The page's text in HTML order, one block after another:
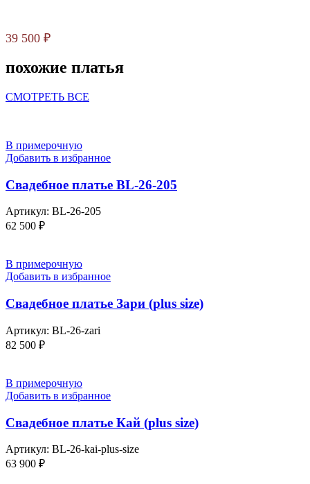
39 500 ₽
похожие платья
СМОТРЕТЬ ВСЕ
В примерочную
Добавить в избранное
Свадебное платье BL-26-205
Артикул: BL-26-205
62 500 ₽
В примерочную
Добавить в избранное
Свадебное платье Зари (plus size)
Артикул: BL-26-zari
82 500 ₽
В примерочную
Добавить в избранное
Свадебное платье Кай (plus size)
Артикул: BL-26-kai-plus-size
63 900 ₽